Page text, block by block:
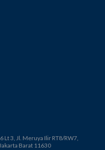
Lt 3, Jl. Meruya Ilir RT8/RW7,
Barat 11630